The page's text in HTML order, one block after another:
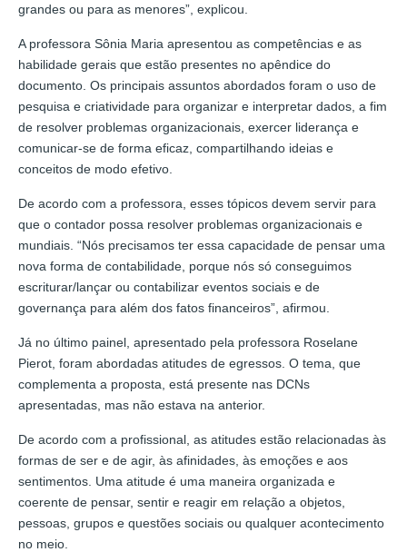
grandes ou para as menores”, explicou.
A professora Sônia Maria apresentou as competências e as
habilidade gerais que estão presentes no apêndice do
documento. Os principais assuntos abordados foram o uso de
pesquisa e criatividade para organizar e interpretar dados, a fim
de resolver problemas organizacionais, exercer liderança e
comunicar-se de forma eficaz, compartilhando ideias e
conceitos de modo efetivo.
De acordo com a professora, esses tópicos devem servir para
que o contador possa resolver problemas organizacionais e
mundiais. “Nós precisamos ter essa capacidade de pensar uma
nova forma de contabilidade, porque nós só conseguimos
escriturar/lançar ou contabilizar eventos sociais e de
governança para além dos fatos financeiros”, afirmou.
Já no último painel, apresentado pela professora Roselane
Pierot, foram abordadas atitudes de egressos. O tema, que
complementa a proposta, está presente nas DCNs
apresentadas, mas não estava na anterior.
De acordo com a profissional, as atitudes estão relacionadas às
formas de ser e de agir, às afinidades, às emoções e aos
sentimentos. Uma atitude é uma maneira organizada e
coerente de pensar, sentir e reagir em relação a objetos,
pessoas, grupos e questões sociais ou qualquer acontecimento
no meio.